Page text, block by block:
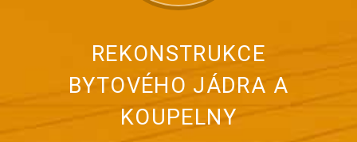
REKONSTRUKCE
BYTOVÉHO JÁDRA A
KOUPELNY